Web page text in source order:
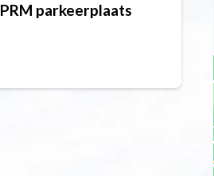
PRM parkeerplaats